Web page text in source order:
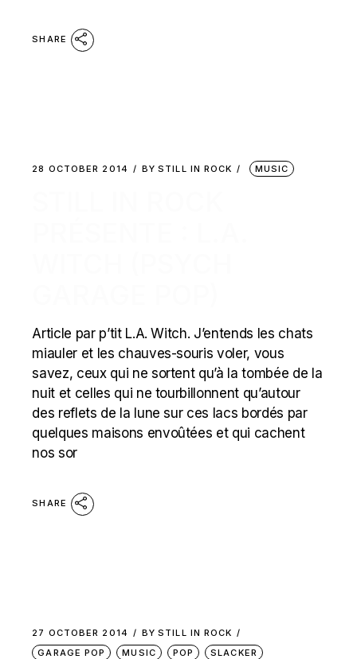
SHARE
28 OCTOBER 2014 BY STILL IN ROCK MUSIC
Article par p’tit L.A. Witch. J’entends les chats
miauler et les chauves-souris voler, vous
savez, ceux qui ne sortent qu’à la tombée de la
nuit et celles qui ne tourbillonnent qu’autour
des reflets de la lune sur ces lacs bordés par
quelques maisons envoûtées et qui cachent
nos sor
SHARE
27 OCTOBER 2014 BY STILL IN ROCK
GARAGE POP
MUSIC POP
SLACKER